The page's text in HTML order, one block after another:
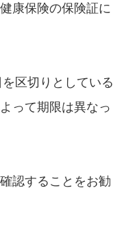
康保険の保険証に
区切りとしている
って期限は異なっ
認することをお勧